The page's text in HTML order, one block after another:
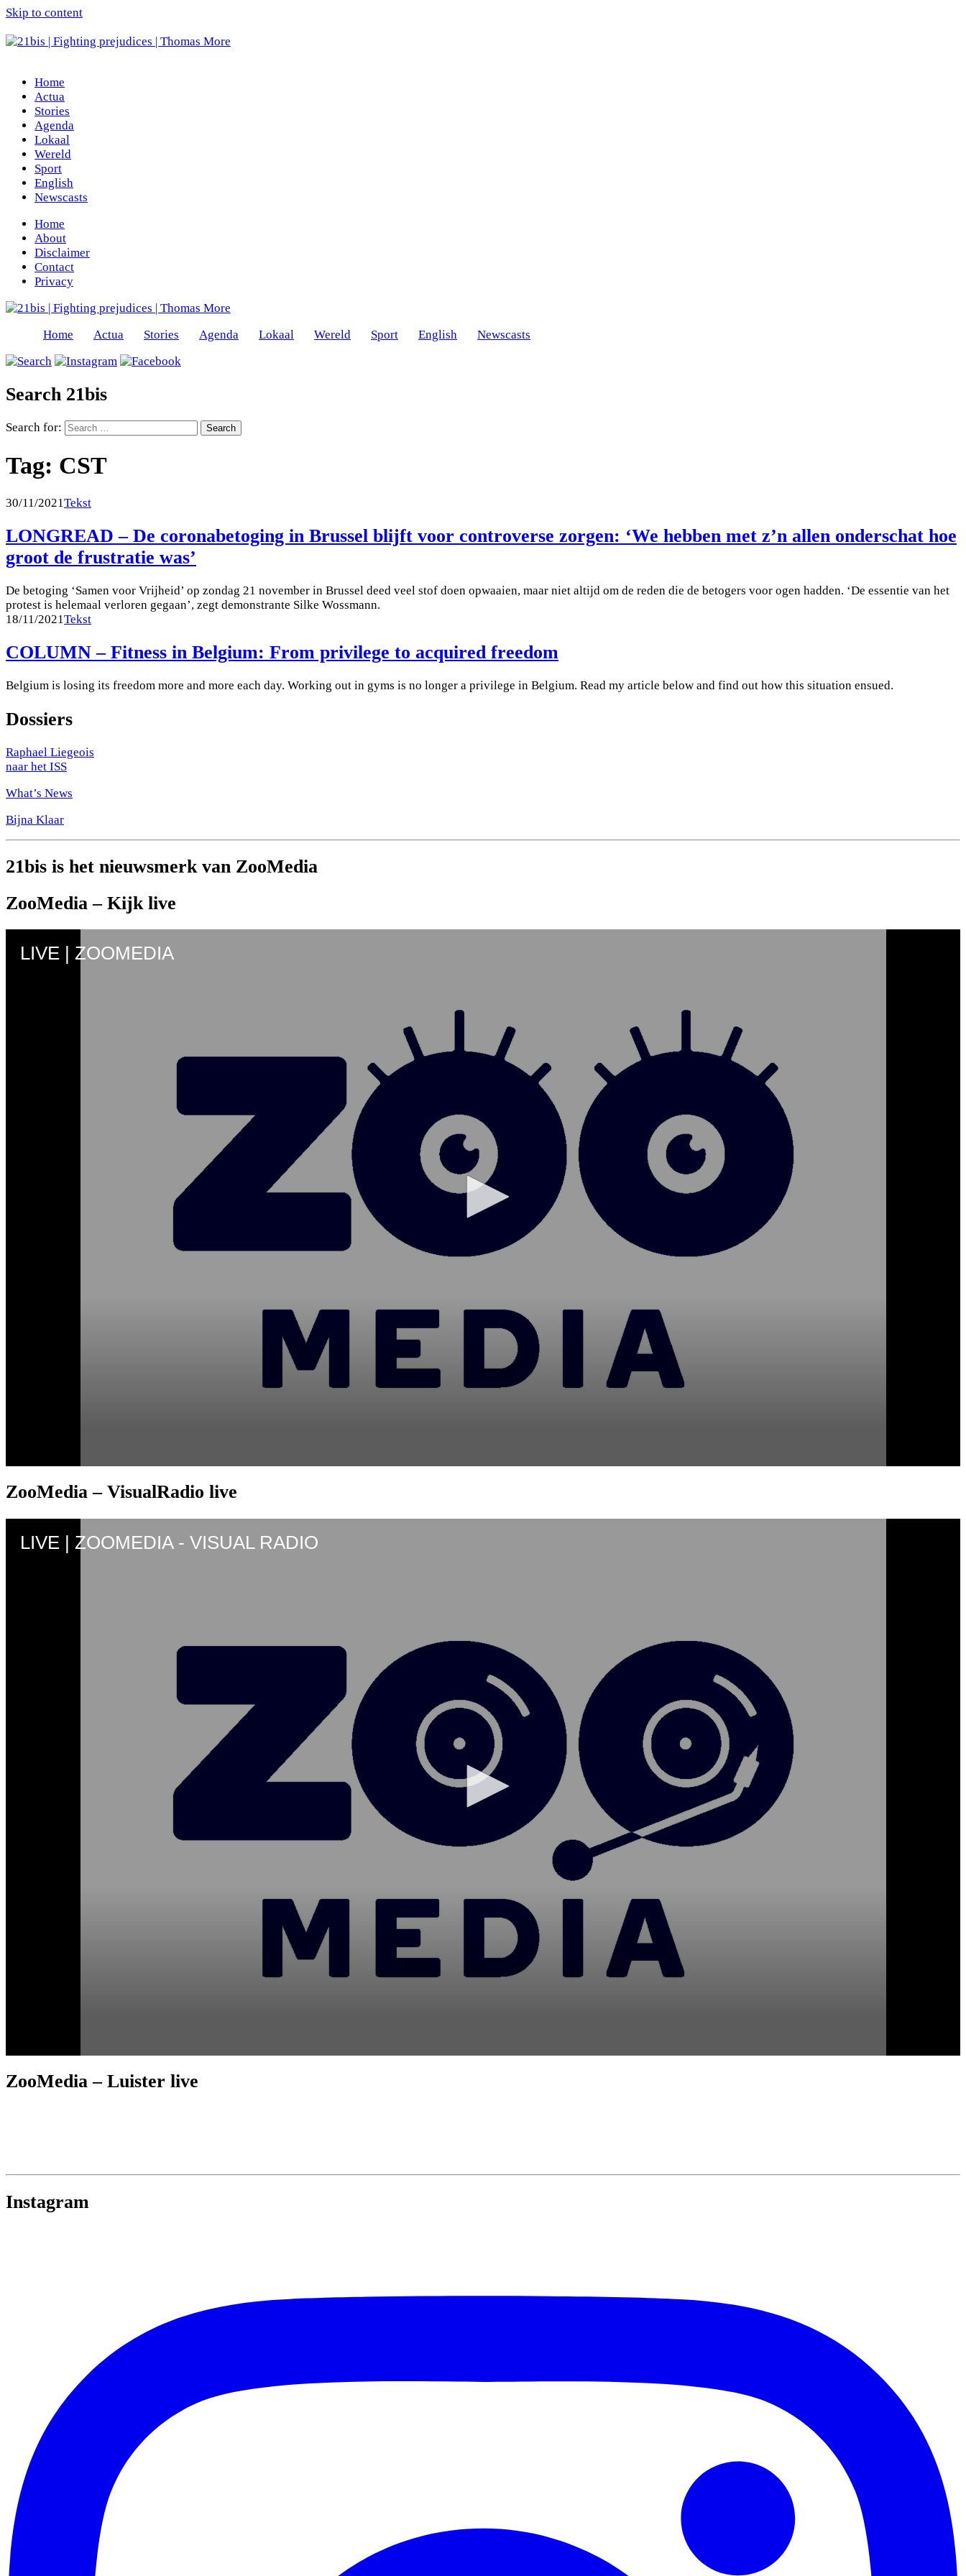
Skip to content
Home
Actua
Stories
Agenda
Lokaal
Wereld
Sport
English
Newscasts
Home
About
Disclaimer
Contact
Privacy
Home Actua Stories Agenda Lokaal Wereld Sport English Newscasts
Search 21bis
Search for:
Tag: CST
30/11/2021Tekst
LONGREAD – De coronabetoging in Brussel blijft voor controverse zorgen: ‘We hebben met z’n allen onderschat hoe
groot de frustratie was’
De betoging ‘Samen voor Vrijheid’ op zondag 21 november in Brussel deed veel stof doen opwaaien, maar niet altijd om de reden die de betogers voor ogen hadden. ‘De essentie van het
protest is helemaal verloren gegaan’, zegt demonstrante Silke Wossmann.
18/11/2021Tekst
COLUMN – Fitness in Belgium: From privilege to acquired freedom
Belgium is losing its freedom more and more each day. Working out in gyms is no longer a privilege in Belgium. Read my article below and find out how this situation ensued.
Dossiers
Raphael Liegeois
naar het ISS
What’s News
Bijna Klaar
21bis is het nieuwsmerk van ZooMedia
ZooMedia – Kijk live
ZooMedia – VisualRadio live
ZooMedia – Luister live
Instagram